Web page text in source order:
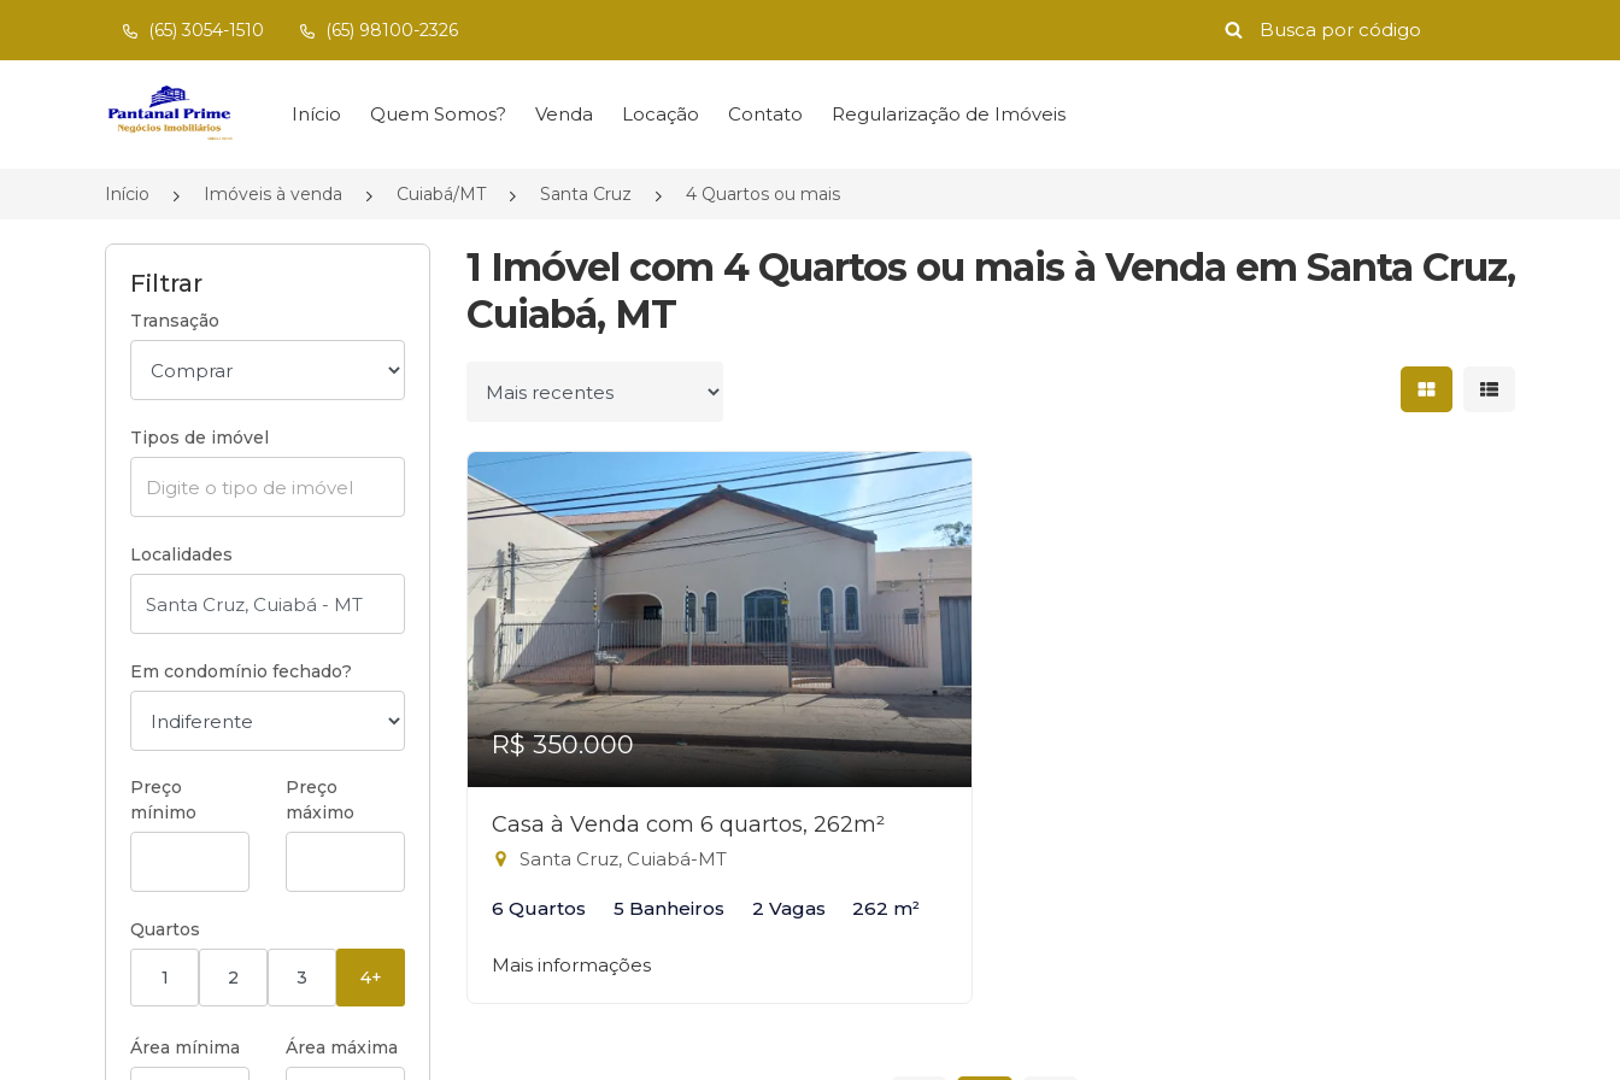
(65) 3054-1510 (65) 98100-2326
Página inicial
Início Quem Somos? Venda Locação Contato Regularização de Imóveis
Início Imóveis à venda Cuiabá/MT Santa Cruz 4 Quartos ou mais
Filtrar
Transação
Tipos de imóvel
Localidades
Em condomínio fechado?
Preço
mínimo
Preço
máximo
Quartos
1 2 3 4+
Área mínima Área máxima
1 Imóvel com 4 Quartos ou mais à Venda em Santa Cruz,
Cuiabá, MT
Ordenar por Mostrar resultados
Mostrar
R$ 350.000
Casa à Venda com 6 quartos, 262m²
Santa Cruz, Cuiabá-MT
6 Quartos 5 Banheiros 2 Vagas 262 m²
Mais informações